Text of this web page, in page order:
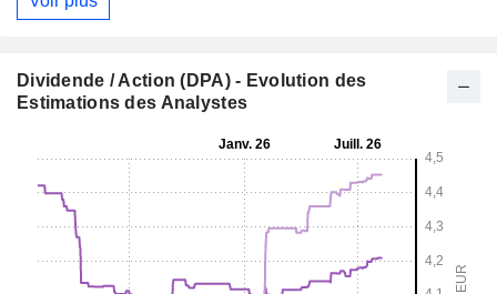
Dividende / Action (DPA) - Evolution des
Estimations des Analystes